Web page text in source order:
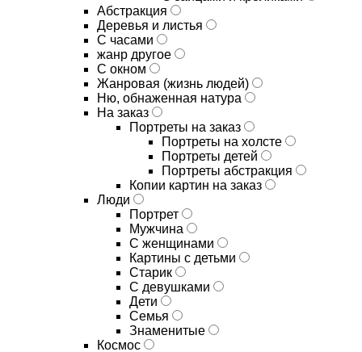
Абстракция
Деревья и листья
С часами
жанр другое
С окном
Жанровая (жизнь людей)
Ню, обнаженная натура
На заказ
Портреты на заказ
Портреты на холсте
Портреты детей
Портреты абстракция
Копии картин на заказ
Люди
Портрет
Мужчина
С женщинами
Картины с детьми
Старик
С девушками
Дети
Семья
Знаменитые
Космос